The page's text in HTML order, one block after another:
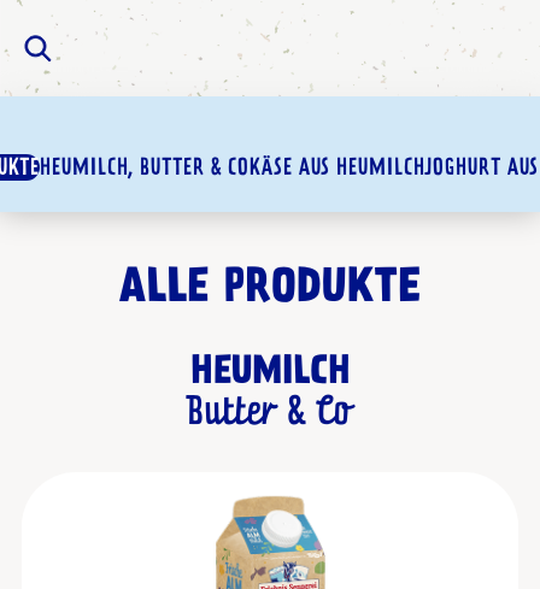
HEUMILCH, BUTTER & COKÄSE AUS HEUMILCHJOGHURT
ALLE PRODUKTE
HEUMILCH
Butter & Co